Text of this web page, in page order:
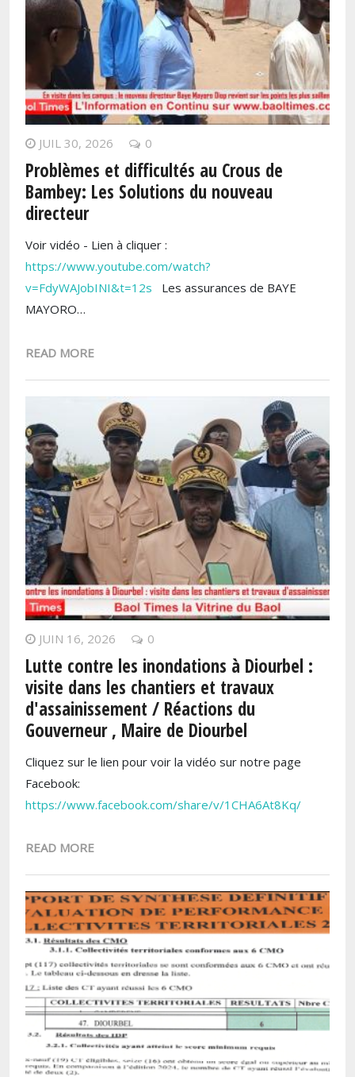
JUIL 30, 2026 0
Problèmes et difficultés au Crous de
Bambey: Les Solutions du nouveau
directeur
Voir vidéo - Lien à cliquer :
https://www.youtube.com/watch?
v=FdyWAJobINI&t=12s Les assurances de BAYE
MAYORO…
READ MORE
JUIN 16, 2026 0
Lutte contre les inondations à Diourbel :
visite dans les chantiers et travaux
d'assainissement / Réactions du
Gouverneur , Maire de Diourbel
Cliquez sur le lien pour voir la vidéo sur notre page
Facebook:
https://www.facebook.com/share/v/1CHA6At8Kq/
READ MORE